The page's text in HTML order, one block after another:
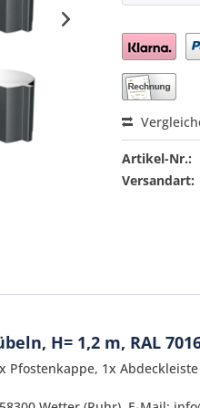
Preis
Artikel-Nr.:
Versandart:
H= 1,2 m, RAL
Pfostenkappe, 1x Abdeckleiste